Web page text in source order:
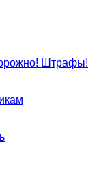
Штрафы!